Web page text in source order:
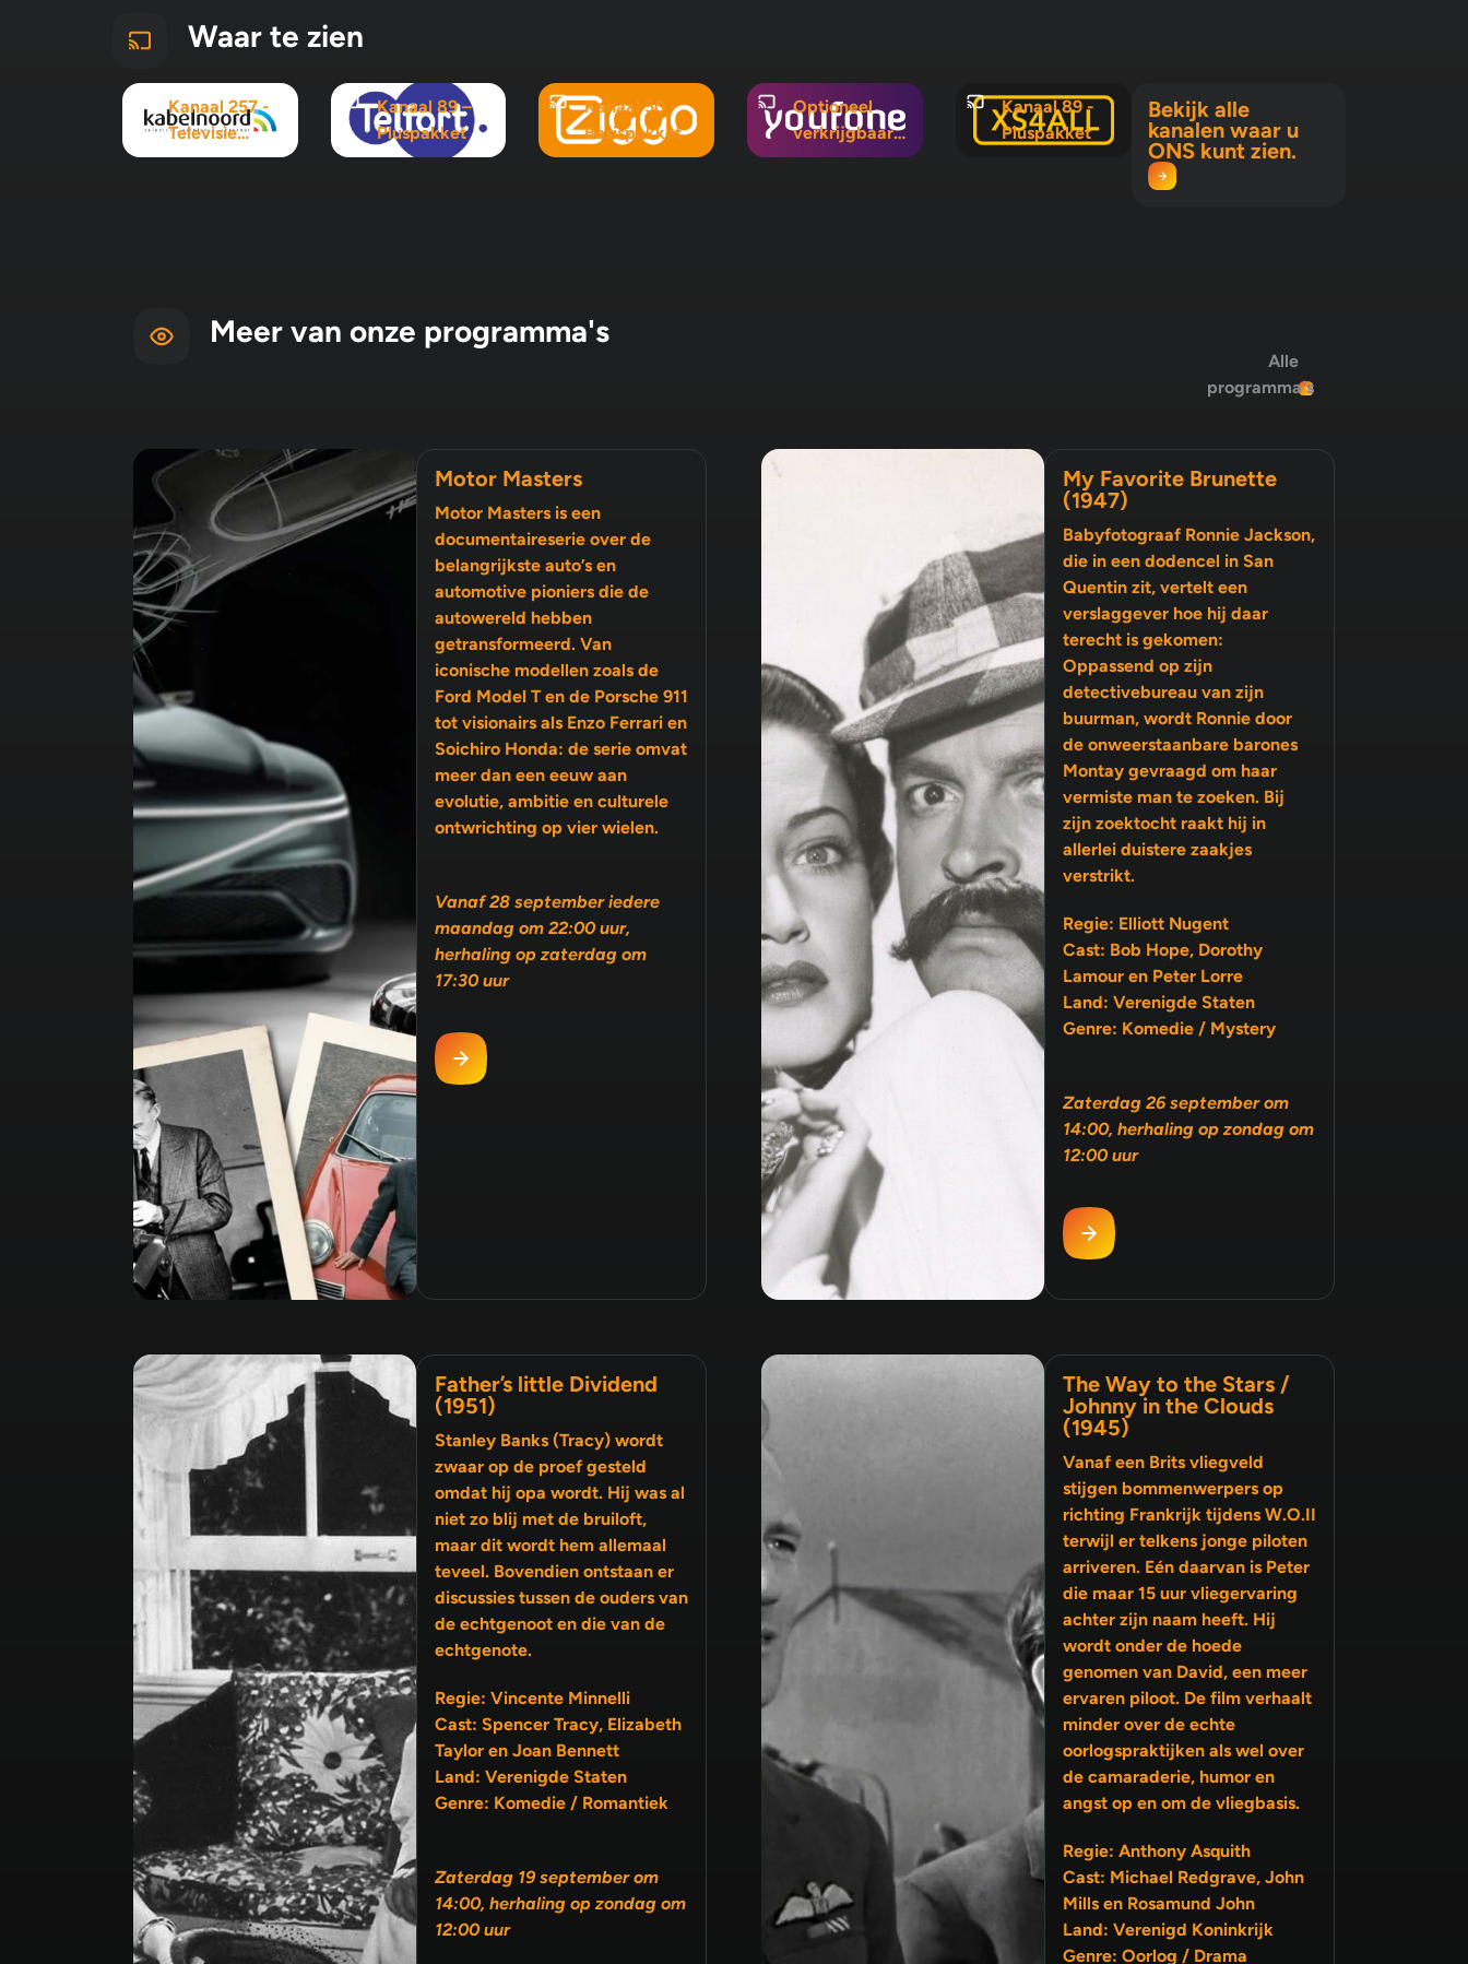
Waar te zien
Kanaal 257 -
Televisie
Maximaal
Kanaal 89 –
Pluspakket
Kanaal 50 -
Basispakket
Optioneel
verkrijgbaar
in Mix 5, Mix
Kanaal 89 -
Pluspakket
Bekijk alle
kanalen waar u
ONS kunt zien.
Meer van onze programma's
Alle
programma's
Motor Masters
Motor Masters is een
documentaireserie over de
belangrijkste auto’s en
automotive pioniers die de
autowereld hebben
getransformeerd. Van
iconische modellen zoals de
Ford Model T en de Porsche 911
tot visionairs als Enzo Ferrari en
Soichiro Honda: de serie omvat
meer dan een eeuw aan
evolutie, ambitie en culturele
ontwrichting op vier wielen.
Vanaf 28 september iedere
maandag om 22:00 uur,
herhaling op zaterdag om
17:30 uur
My Favorite Brunette
(1947)
Babyfotograaf Ronnie Jackson,
die in een dodencel in San
Quentin zit, vertelt een
verslaggever hoe hij daar
terecht is gekomen:
Oppassend op zijn
detectivebureau van zijn
buurman, wordt Ronnie door
de onweerstaanbare barones
Montay gevraagd om haar
vermiste man te zoeken. Bij
zijn zoektocht raakt hij in
allerlei duistere zaakjes
verstrikt.
Regie: Elliott Nugent
Cast: Bob Hope, Dorothy
Lamour en Peter Lorre
Land: Verenigde Staten
Genre: Komedie / Mystery
Zaterdag 26 september om
14:00, herhaling op zondag om
12:00 uur
Father’s little Dividend
(1951)
Stanley Banks (Tracy) wordt
zwaar op de proef gesteld
omdat hij opa wordt. Hij was al
niet zo blij met de bruiloft,
maar dit wordt hem allemaal
teveel. Bovendien ontstaan er
discussies tussen de ouders van
de echtgenoot en die van de
echtgenote.
Regie: Vincente Minnelli
Cast: Spencer Tracy, Elizabeth
Taylor en Joan Bennett
Land: Verenigde Staten
Genre: Komedie / Romantiek
Zaterdag 19 september om
14:00, herhaling op zondag om
12:00 uur
The Way to the Stars /
Johnny in the Clouds
(1945)
Vanaf een Brits vliegveld
stijgen bommenwerpers op
richting Frankrijk tijdens W.O.II
terwijl er telkens jonge piloten
arriveren. Eén daarvan is Peter
die maar 15 uur vliegervaring
achter zijn naam heeft. Hij
wordt onder de hoede
genomen van David, een meer
ervaren piloot. De film verhaalt
minder over de echte
oorlogspraktijken als wel over
de camaraderie, humor en
angst op en om de vliegbasis.
Regie: Anthony Asquith
Cast: Michael Redgrave, John
Mills en Rosamund John
Land: Verenigd Koninkrijk
Genre: Oorlog / Drama